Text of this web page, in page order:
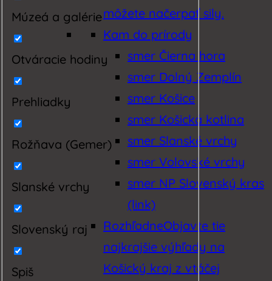
Múzeá a galérie
Otváracie hodiny
Prehliadky
Rožňava (Gemer)
Slanské vrchy
Slovenský raj
Spiš
môžete načerpať sily.
Kam do prírody
smer Čierna hora
smer Dolný Zemplín
smer Košice
smer Košická kotlina
smer Slanské vrchy
smer Volovské vrchy
smer NP Slovenský kras
(link)
RozhľadneObjavte tie
najkrajšie výhľady na
Košický kraj z vtáčej